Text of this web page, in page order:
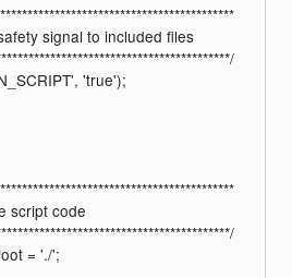
signal to included files
'true');
script code
= './';